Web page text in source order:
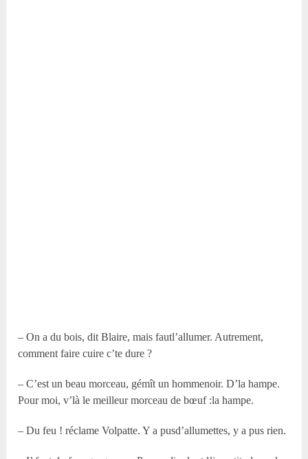
– On a du bois, dit Blaire, mais fautl’allumer. Autrement,
comment faire cuire c’te dure ?
– C’est un beau morceau, gémît un hommenoir. D’la hampe.
Pour moi, v’là le meilleur morceau de bœuf :la hampe.
– Du feu ! réclame Volpatte. Y a pusd’allumettes, y a pus rien.